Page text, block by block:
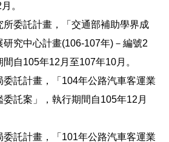
。
所委託計畫，「交通部補助學界成
研究中心計畫(106-107年)－編號2
自105年12月至107年10月。
委託計畫，「104年公路汽車客運業
託案」，執行期間自105年12月
委託計畫，「101年公路汽車客運業